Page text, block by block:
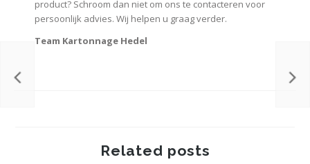
product? Schroom dan niet om ons te contacteren voor
persoonlijk advies. Wij helpen u graag verder.
Team Kartonnage Hedel
Related posts